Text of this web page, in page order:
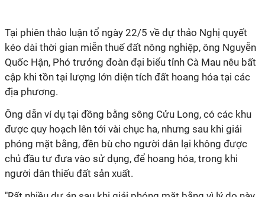
Tại phiên thảo luận tổ ngày 22/5 về dự thảo Nghị quyết
kéo dài thời gian miễn thuế đất nông nghiệp, ông Nguyễn
Quốc Hận, Phó trưởng đoàn đại biểu tỉnh Cà Mau nêu bất
cập khi tồn tại lượng lớn diện tích đất hoang hóa tại các
địa phương.
Ông dẫn ví dụ tại đồng bằng sông Cửu Long, có các khu
được quy hoạch lên tới vài chục ha, nhưng sau khi giải
phóng mặt bằng, đền bù cho người dân lại không được
chủ đầu tư đưa vào sử dụng, để hoang hóa, trong khi
người dân thiếu đất sản xuất.